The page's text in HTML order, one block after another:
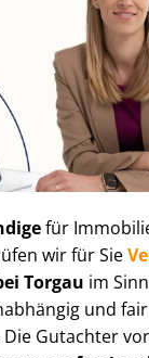
für
wir für Sie
Torgau im
und
Gutachter